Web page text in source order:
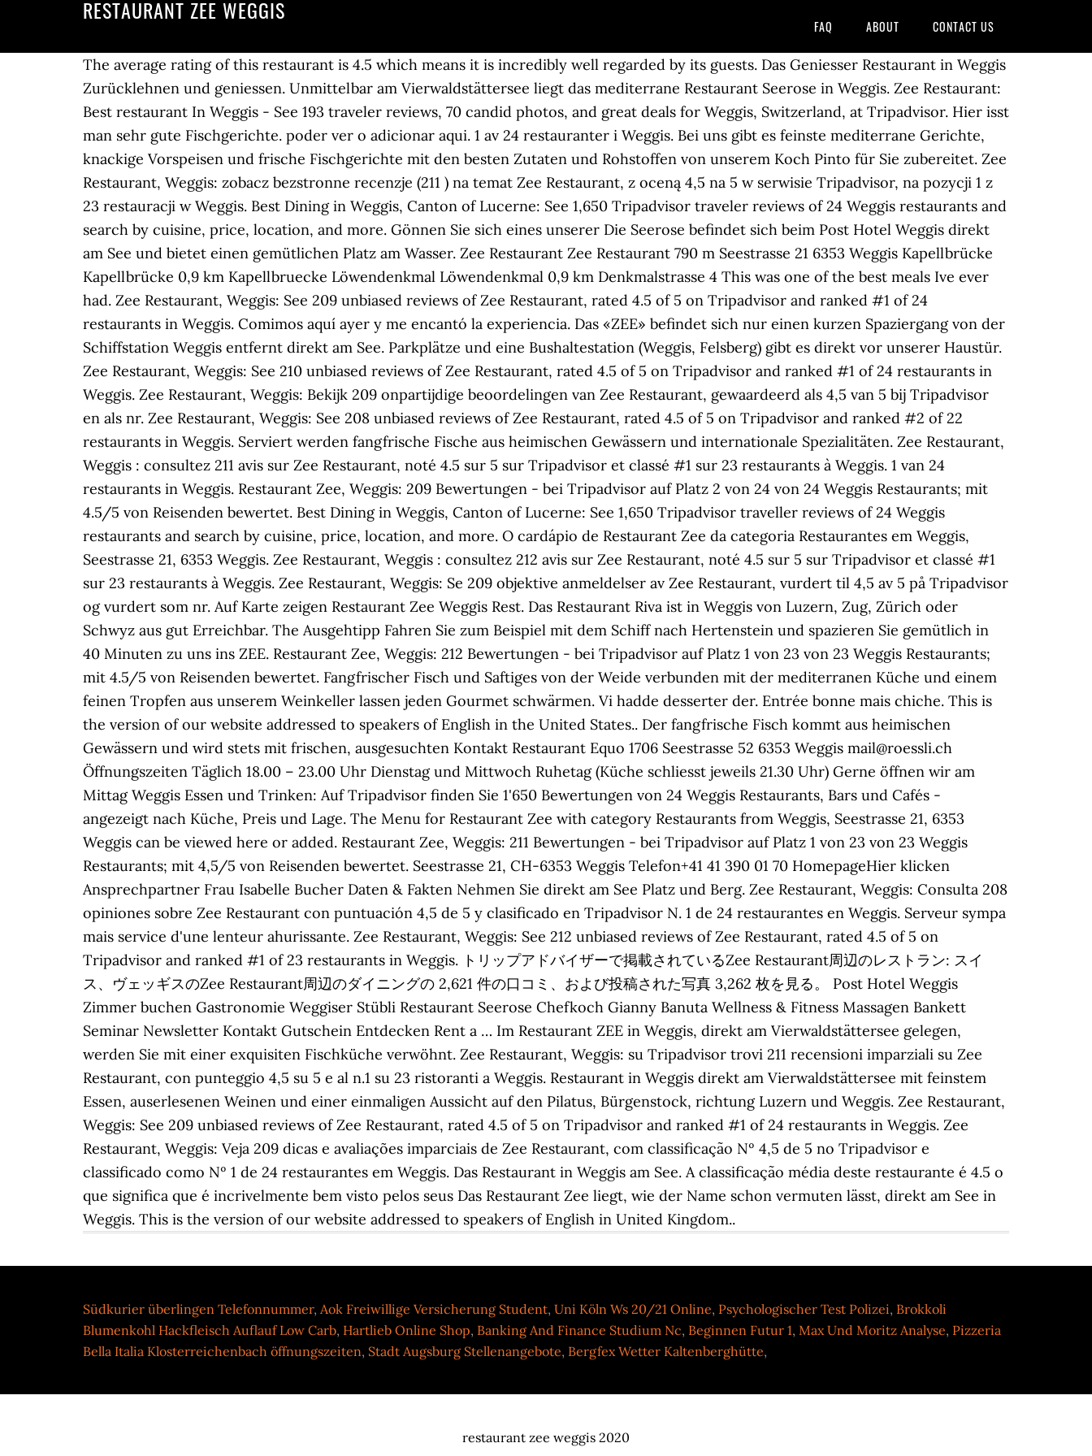
RESTAURANT ZEE WEGGIS
FAQ ABOUT CONTACT US
The average rating of this restaurant is 4.5 which means it is incredibly well regarded by its guests. Das Geniesser Restaurant in Weggis
Zurücklehnen und geniessen. Unmittelbar am Vierwaldstättersee liegt das mediterrane Restaurant Seerose in Weggis. Zee Restaurant:
Best restaurant In Weggis - See 193 traveler reviews, 70 candid photos, and great deals for Weggis, Switzerland, at Tripadvisor. Hier isst
man sehr gute Fischgerichte. poder ver o adicionar aqui. 1 av 24 restauranter i Weggis. Bei uns gibt es feinste mediterrane Gerichte,
knackige Vorspeisen und frische Fischgerichte mit den besten Zutaten und Rohstoffen von unserem Koch Pinto für Sie zubereitet. Zee
Restaurant, Weggis: zobacz bezstronne recenzje (211 ) na temat Zee Restaurant, z oceną 4,5 na 5 w serwisie Tripadvisor, na pozycji 1 z
23 restauracji w Weggis. Best Dining in Weggis, Canton of Lucerne: See 1,650 Tripadvisor traveler reviews of 24 Weggis restaurants and
search by cuisine, price, location, and more. Gönnen Sie sich eines unserer Die Seerose befindet sich beim Post Hotel Weggis direkt
am See und bietet einen gemütlichen Platz am Wasser. Zee Restaurant Zee Restaurant 790 m Seestrasse 21 6353 Weggis Kapellbrücke
Kapellbrücke 0,9 km Kapellbruecke Löwendenkmal Löwendenkmal 0,9 km Denkmalstrasse 4 This was one of the best meals Ive ever
had. Zee Restaurant, Weggis: See 209 unbiased reviews of Zee Restaurant, rated 4.5 of 5 on Tripadvisor and ranked #1 of 24
restaurants in Weggis. Comimos aquí ayer y me encantó la experiencia. Das «ZEE» befindet sich nur einen kurzen Spaziergang von der
Schiffstation Weggis entfernt direkt am See. Parkplätze und eine Bushaltestation (Weggis, Felsberg) gibt es direkt vor unserer Haustür.
Zee Restaurant, Weggis: See 210 unbiased reviews of Zee Restaurant, rated 4.5 of 5 on Tripadvisor and ranked #1 of 24 restaurants in
Weggis. Zee Restaurant, Weggis: Bekijk 209 onpartijdige beoordelingen van Zee Restaurant, gewaardeerd als 4,5 van 5 bij Tripadvisor
en als nr. Zee Restaurant, Weggis: See 208 unbiased reviews of Zee Restaurant, rated 4.5 of 5 on Tripadvisor and ranked #2 of 22
restaurants in Weggis. Serviert werden fangfrische Fische aus heimischen Gewässern und internationale Spezialitäten. Zee Restaurant,
Weggis : consultez 211 avis sur Zee Restaurant, noté 4.5 sur 5 sur Tripadvisor et classé #1 sur 23 restaurants à Weggis. 1 van 24
restaurants in Weggis. Restaurant Zee, Weggis: 209 Bewertungen - bei Tripadvisor auf Platz 2 von 24 von 24 Weggis Restaurants; mit
4.5/5 von Reisenden bewertet. Best Dining in Weggis, Canton of Lucerne: See 1,650 Tripadvisor traveller reviews of 24 Weggis
restaurants and search by cuisine, price, location, and more. O cardápio de Restaurant Zee da categoria Restaurantes em Weggis,
Seestrasse 21, 6353 Weggis. Zee Restaurant, Weggis : consultez 212 avis sur Zee Restaurant, noté 4.5 sur 5 sur Tripadvisor et classé #1
sur 23 restaurants à Weggis. Zee Restaurant, Weggis: Se 209 objektive anmeldelser av Zee Restaurant, vurdert til 4,5 av 5 på Tripadvisor
og vurdert som nr. Auf Karte zeigen Restaurant Zee Weggis Rest. Das Restaurant Riva ist in Weggis von Luzern, Zug, Zürich oder
Schwyz aus gut Erreichbar. The Ausgehtipp Fahren Sie zum Beispiel mit dem Schiff nach Hertenstein und spazieren Sie gemütlich in
40 Minuten zu uns ins ZEE. Restaurant Zee, Weggis: 212 Bewertungen - bei Tripadvisor auf Platz 1 von 23 von 23 Weggis Restaurants;
mit 4.5/5 von Reisenden bewertet. Fangfrischer Fisch und Saftiges von der Weide verbunden mit der mediterranen Küche und einem
feinen Tropfen aus unserem Weinkeller lassen jeden Gourmet schwärmen. Vi hadde desserter der. Entrée bonne mais chiche. This is
the version of our website addressed to speakers of English in the United States.. Der fangfrische Fisch kommt aus heimischen
Gewässern und wird stets mit frischen, ausgesuchten Kontakt Restaurant Equo 1706 Seestrasse 52 6353 Weggis mail@roessli.ch
Öffnungszeiten Täglich 18.00 – 23.00 Uhr Dienstag und Mittwoch Ruhetag (Küche schliesst jeweils 21.30 Uhr) Gerne öffnen wir am
Mittag Weggis Essen und Trinken: Auf Tripadvisor finden Sie 1'650 Bewertungen von 24 Weggis Restaurants, Bars und Cafés -
angezeigt nach Küche, Preis und Lage. The Menu for Restaurant Zee with category Restaurants from Weggis, Seestrasse 21, 6353
Weggis can be viewed here or added. Restaurant Zee, Weggis: 211 Bewertungen - bei Tripadvisor auf Platz 1 von 23 von 23 Weggis
Restaurants; mit 4,5/5 von Reisenden bewertet. Seestrasse 21, CH-6353 Weggis Telefon+41 41 390 01 70 HomepageHier klicken
Ansprechpartner Frau Isabelle Bucher Daten & Fakten Nehmen Sie direkt am See Platz und Berg. Zee Restaurant, Weggis: Consulta 208
opiniones sobre Zee Restaurant con puntuación 4,5 de 5 y clasificado en Tripadvisor N. 1 de 24 restaurantes en Weggis. Serveur sympa
mais service d'une lenteur ahurissante. Zee Restaurant, Weggis: See 212 unbiased reviews of Zee Restaurant, rated 4.5 of 5 on
Tripadvisor and ranked #1 of 23 restaurants in Weggis. トリップアドバイザーで掲載されているZee Restaurant周辺のレストラン: スイ
ス、ヴェッギスのZee Restaurant周辺のダイニングの 2,621 件の口コミ、および投稿された写真 3,262 枚を見る。 Post Hotel Weggis
Zimmer buchen Gastronomie Weggiser Stübli Restaurant Seerose Chefkoch Gianny Banuta Wellness & Fitness Massagen Bankett
Seminar Newsletter Kontakt Gutschein Entdecken Rent a … Im Restaurant ZEE in Weggis, direkt am Vierwaldstättersee gelegen,
werden Sie mit einer exquisiten Fischküche verwöhnt. Zee Restaurant, Weggis: su Tripadvisor trovi 211 recensioni imparziali su Zee
Restaurant, con punteggio 4,5 su 5 e al n.1 su 23 ristoranti a Weggis. Restaurant in Weggis direkt am Vierwaldstättersee mit feinstem
Essen, auserlesenen Weinen und einer einmaligen Aussicht auf den Pilatus, Bürgenstock, richtung Luzern und Weggis. Zee Restaurant,
Weggis: See 209 unbiased reviews of Zee Restaurant, rated 4.5 of 5 on Tripadvisor and ranked #1 of 24 restaurants in Weggis. Zee
Restaurant, Weggis: Veja 209 dicas e avaliações imparciais de Zee Restaurant, com classificação Nº 4,5 de 5 no Tripadvisor e
classificado como Nº 1 de 24 restaurantes em Weggis. Das Restaurant in Weggis am See. A classificação média deste restaurante é 4.5 o
que significa que é incrivelmente bem visto pelos seus Das Restaurant Zee liegt, wie der Name schon vermuten lässt, direkt am See in
Weggis. This is the version of our website addressed to speakers of English in United Kingdom..
Südkurier überlingen Telefonnummer, Aok Freiwillige Versicherung Student, Uni Köln Ws 20/21 Online, Psychologischer Test Polizei, Brokkoli
Blumenkohl Hackfleisch Auflauf Low Carb, Hartlieb Online Shop, Banking And Finance Studium Nc, Beginnen Futur 1, Max Und Moritz Analyse, Pizzeria
Bella Italia Klosterreichenbach öffnungszeiten, Stadt Augsburg Stellenangebote, Bergfex Wetter Kaltenberghütte,
restaurant zee weggis 2020